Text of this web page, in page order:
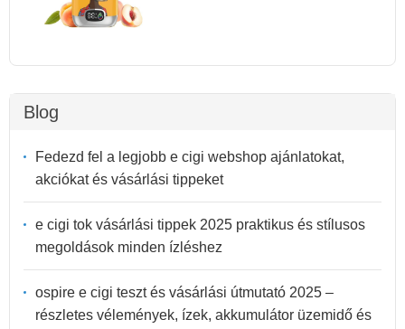
Blog
Fedezd fel a legjobb e cigi webshop ajánlatokat,
akciókat és vásárlási tippeket
e cigi tok vásárlási tippek 2025 praktikus és stílusos
megoldások minden ízléshez
ospire e cigi teszt és vásárlási útmutató 2025 –
részletes vélemények, ízek, akkumulátor üzemidő és